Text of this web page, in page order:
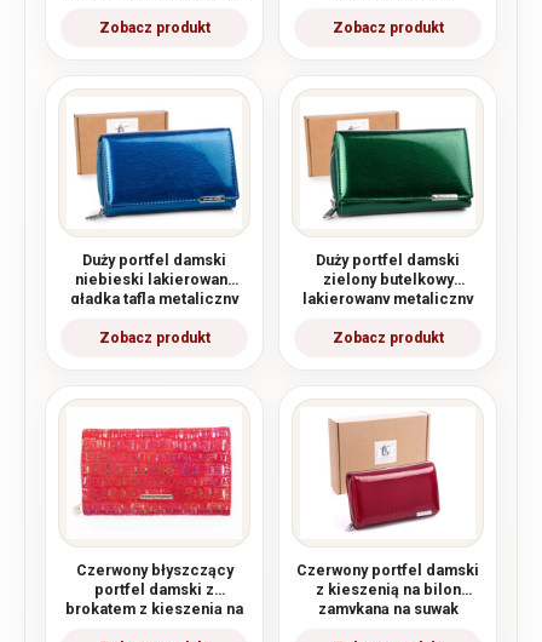
Duży portfel damski
niebieski lakierowany
gładka tafla metaliczny
Duży portfel damski
zielony butelkowy
lakierowany metaliczny
Czerwony błyszczący
portfel damski z
brokatem z kieszenią na
Czerwony portfel damski
z kieszenią na bilon
zamykaną na suwak